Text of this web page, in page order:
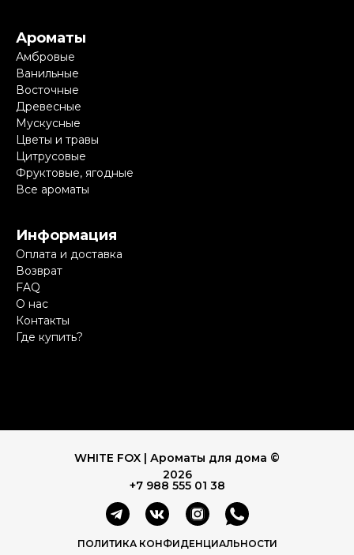
Ароматы
Амбровые
Ванильные
Восточные
Древесные
Мускусные
Цветы и травы
Цитрусовые
Фруктовые, ягодные
Все ароматы
Информация
Оплата и доставка
Возврат
FAQ
О нас
Контакты
Где купить?
WHITE FOX | Ароматы для дома ©
2026
+7 988 555 01 38
ПОЛИТИКА КОНФИДЕНЦИАЛЬНОСТИ